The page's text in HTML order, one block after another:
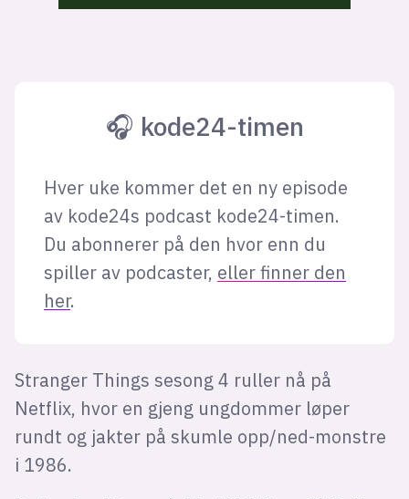
🎧 kode24-timen
Hver uke kommer det en ny episode
av kode24s podcast kode24-timen.
Du abonnerer på den hvor enn du
spiller av podcaster, eller finner den
her.
Stranger Things sesong 4 ruller nå på
Netflix, hvor en gjeng ungdommer løper
rundt og jakter på skumle opp/ned-monstre
i 1986.